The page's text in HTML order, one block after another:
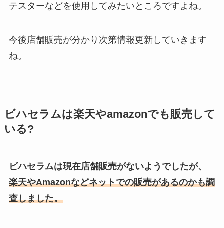
テスターなどを使用してみたいところですよね。
今後店舗販売が分かり次第情報更新していきます
ね。
ビハセラムは楽天やamazonでも販売して
いる?
ビハセラムは現在店舗販売がないようでしたが、
楽天やAmazonなどネットでの販売があるのかも調
査しました。